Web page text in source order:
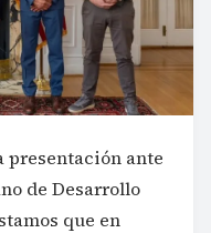
presentación ante
de Desarrollo
que en